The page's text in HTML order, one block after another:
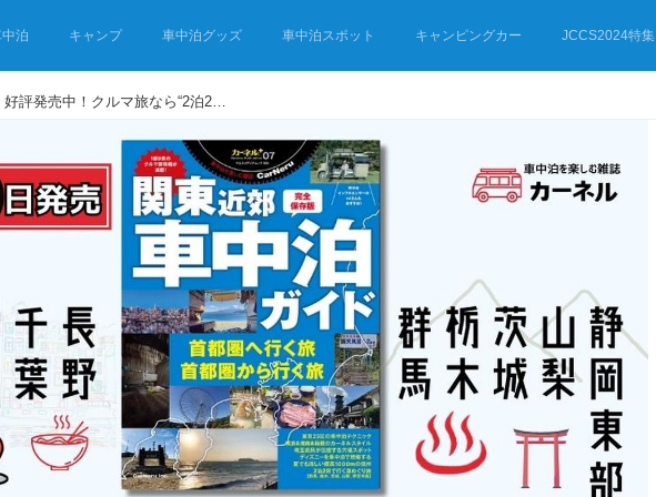
泊 キャンプ 車中泊グッズ 車中泊スポット キャンピングカー JCCS2024特集
『関東近郊 車中泊ガイド』好評発売中！クルマ旅なら“2泊2日”の旅ができる！温泉、名所、グルメと車中泊スポット情報満載